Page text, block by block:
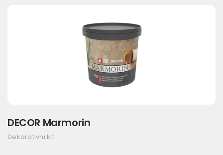
DECOR Marmorin
Dekorativni kit